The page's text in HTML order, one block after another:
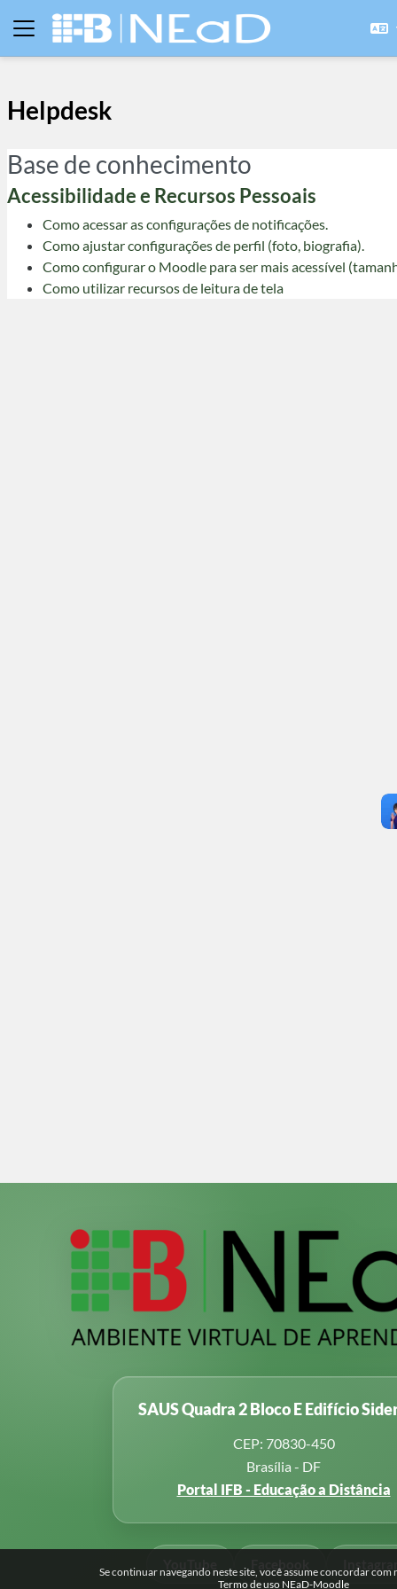
Ir para o conteúdo principal
Se continuar navegando neste site, você assume concordar com
Termo de uso NEaD-Moodle
Painel lateral
Helpdesk
Base de conhecimento
Acessibilidade e Recursos Pessoais
Como acessar as configurações de notificações.
Como ajustar configurações de perfil (foto, biografia).
Como configurar o Moodle para ser mais acessível
Como utilizar recursos de leitura de tela
SAUS Quadra 2 Bloco E Edifício
CEP: 70830-450
Brasília - DF
Portal IFB - Educação a Distância
YouTube